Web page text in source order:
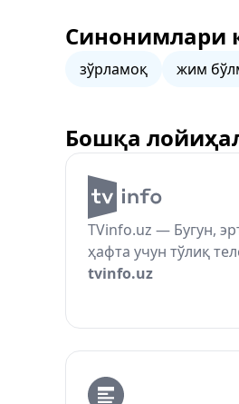
Синонимлари
зўрламоқ жим
Бошқа
TVinfo.uz — Бугун,
ҳафта учун тўлиқ
tvinfo.uz